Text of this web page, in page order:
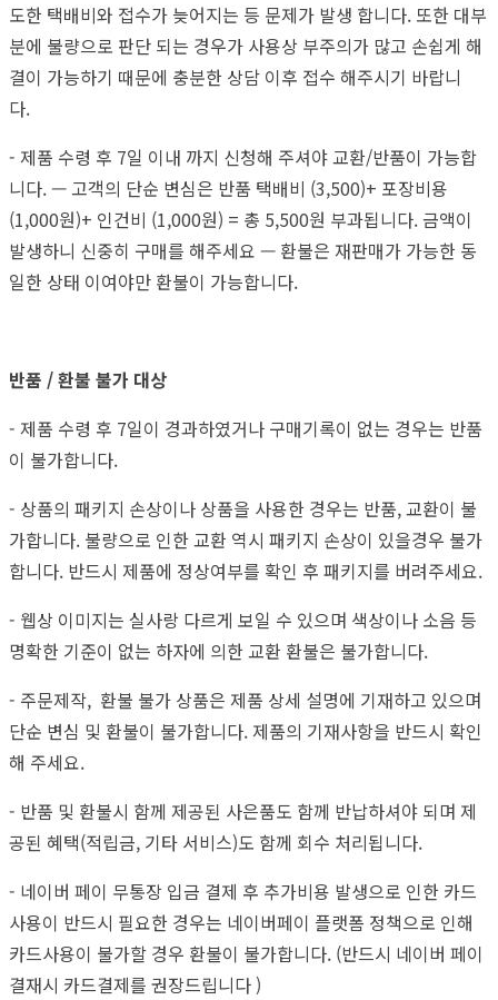
도한 택배비와 접수가 늦어지는 등 문제가 발생 합니다. 또한 대부
분에 불량으로 판단 되는 경우가 사용상 부주의가 많고 손쉽게 해
결이 가능하기 때문에 충분한 상담 이후 접수 해주시기 바랍니
다.
- 제품 수령 후 7일 이내 까지 신청해 주셔야 교환/반품이 가능합
니다. — 고객의 단순 변심은 반품 택배비 (3,500)+ 포장비용
(1,000원)+ 인건비 (1,000원) = 총 5,500원 부과됩니다. 금액이
발생하니 신중히 구매를 해주세요 — 환불은 재판매가 가능한 동
일한 상태 이여야만 환불이 가능합니다.
반품 / 환불 불가 대상
- 제품 수령 후 7일이 경과하였거나 구매기록이 없는 경우는 반품
이 불가합니다.
- 상품의 패키지 손상이나 상품을 사용한 경우는 반품, 교환이 불
가합니다. 불량으로 인한 교환 역시 패키지 손상이 있을경우 불가
합니다. 반드시 제품에 정상여부를 확인 후 패키지를 버려주세요.
- 웹상 이미지는 실사랑 다르게 보일 수 있으며 색상이나 소음 등
명확한 기준이 없는 하자에 의한 교환 환불은 불가합니다.
- 주문제작, 환불 불가 상품은 제품 상세 설명에 기재하고 있으며
단순 변심 및 환불이 불가합니다. 제품의 기재사항을 반드시 확인
해 주세요.
- 반품 및 환불시 함께 제공된 사은품도 함께 반납하셔야 되며 제
공된 혜택(적립금, 기타 서비스)도 함께 회수 처리됩니다.
- 네이버 페이 무통장 입금 결제 후 추가비용 발생으로 인한 카드
사용이 반드시 필요한 경우는 네이버페이 플랫폼 정책으로 인해
카드사용이 불가할 경우 환불이 불가합니다. (반드시 네이버 페이
결재시 카드결제를 권장드립니다 )